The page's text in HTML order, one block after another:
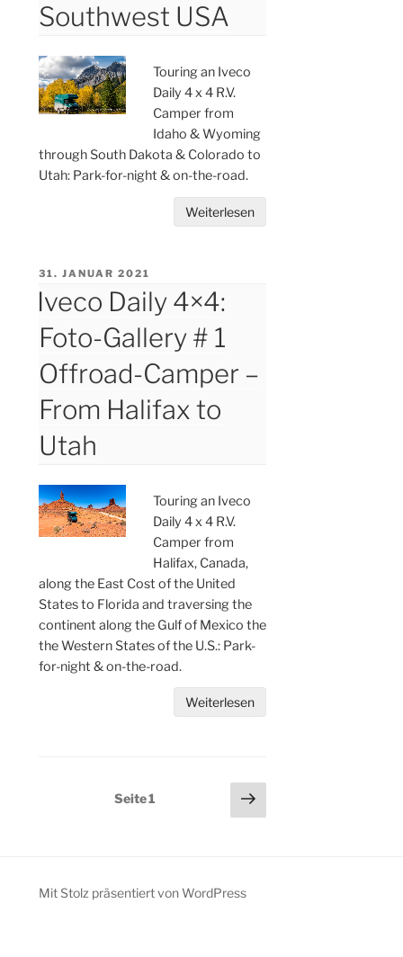
Southwest USA
Touring an Iveco
Daily 4 x 4 R.V.
Camper from
Idaho & Wyoming
through South Dakota & Colorado to
Utah: Park-for-night & on-the-road.
Weiterlesen
VERÖFFENTLICHT
31. JANUAR 2021
Iveco Daily 4×4:
Foto-Gallery # 1
Offroad-Camper –
From Halifax to
Utah
Touring an Iveco
Daily 4 x 4 R.V.
Camper from
Halifax, Canada,
along the East Cost of the United
States to Florida and traversing the
continent along the Gulf of Mexico the
the Western States of the U.S.: Park-
for-night & on-the-road.
Weiterlesen
Seitennummerierung
Seite1
Nächste
Seite
Mit Stolz präsentiert von WordPress